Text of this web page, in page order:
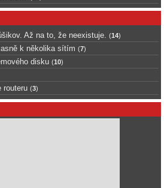
Až na to, že neexistuje. (14)
k několika sítím (7)
disku (10)
routeru (3)